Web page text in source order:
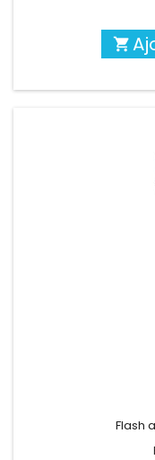

Flash